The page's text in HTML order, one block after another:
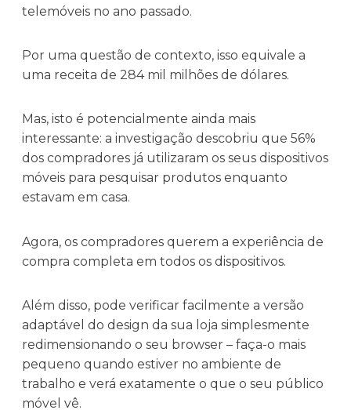
telemóveis no ano passado.
Por uma questão de contexto, isso equivale a
uma receita de 284 mil milhões de dólares.
Mas, isto é potencialmente ainda mais
interessante: a investigação descobriu que 56%
dos compradores já utilizaram os seus dispositivos
móveis para pesquisar produtos enquanto
estavam em casa.
Agora, os compradores querem a experiência de
compra completa em todos os dispositivos.
Além disso, pode verificar facilmente a versão
adaptável do design da sua loja simplesmente
redimensionando o seu browser – faça-o mais
pequeno quando estiver no ambiente de
trabalho e verá exatamente o que o seu público
móvel vê.